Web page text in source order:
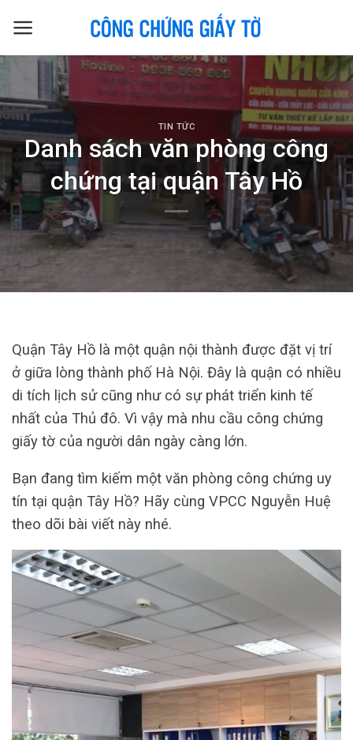
TIN TỨC
Danh sách văn phòng công
chứng tại quận Tây Hồ
Quận Tây Hồ là một quận nội thành được đặt vị trí
ở giữa lòng thành phố Hà Nội. Đây là quận có nhiều
di tích lịch sử cũng như có sự phát triển kinh tế
nhất của Thủ đô. Vì vậy mà nhu cầu công chứng
giấy tờ của người dân ngày càng lớn.
Bạn đang tìm kiếm một văn phòng công chứng uy
tín tại quận Tây Hồ? Hãy cùng VPCC Nguyễn Huệ
theo dõi bài viết này nhé.